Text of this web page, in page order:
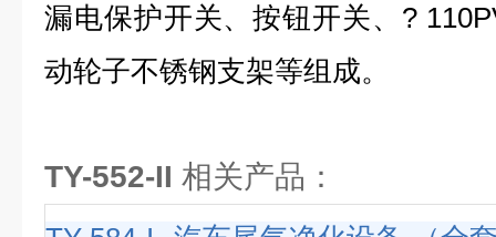
漏电保护开关、按钮开关、?
动轮子不锈钢支架等组成。
TY-552-II 相关产品：